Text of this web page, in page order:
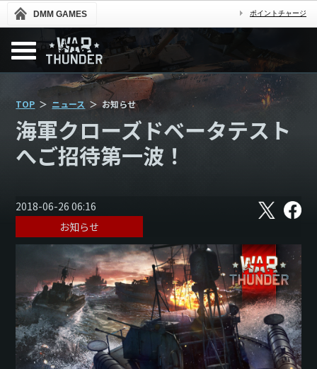
DMM GAMES ポイントチャージ
TOP ニュース お知らせ
海軍クローズドベータテスト
へご招待第一波！
2018-06-26 06:16 X フ
ェ
ブ
ッ
ク
お知らせ